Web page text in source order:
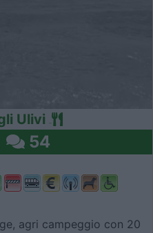
Ulivi
54
agri campeggio con 20